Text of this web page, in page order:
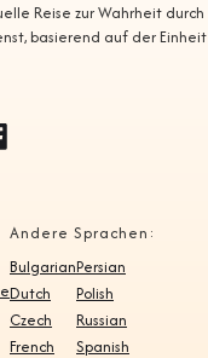
Reise zur Wahrheit durch
basierend auf der Einheit
Andere Sprachen:
Bulgarian
Dutch
Czech
French
Persian
Polish
Russian
Spanish